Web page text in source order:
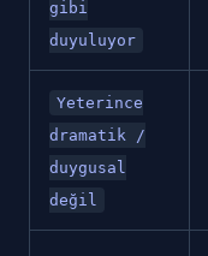
gibi
duyuluyor
Yeterince
dramatik /
duygusal
değil